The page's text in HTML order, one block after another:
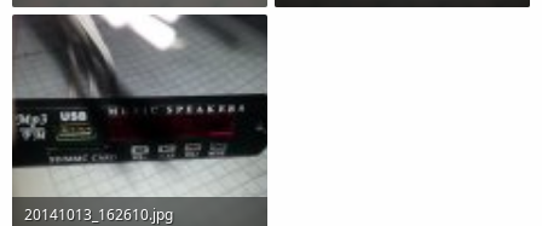
20141013_162610.jpg